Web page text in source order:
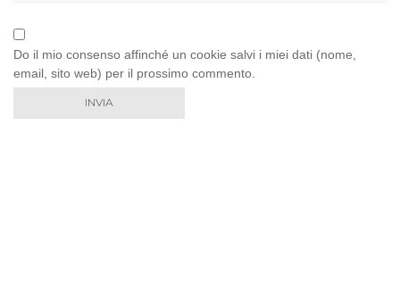
Do il mio consenso affinché un cookie salvi i miei dati (nome,
email, sito web) per il prossimo commento.